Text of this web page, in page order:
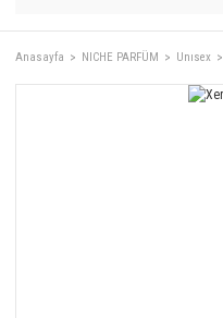
Anasayfa NICHE PARFÜM Unısex